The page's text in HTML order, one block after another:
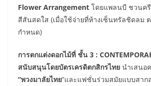
Flower Arrangement โดยแพลนบี ชวนค
สีสันสดใส (เมื่อใช้จ่ายที่ห้างเซ็นทรัลชิดลม
กำหนด)
การตกแต่งดอกไม้ที่ ชั้น 3 :
สนับสนุนโดยบัตรเครดิตกสิกรไทย นำเสนอ
“พวงมาลัยไทย”และแฟชั่นร่วมสมัยแบบสาก